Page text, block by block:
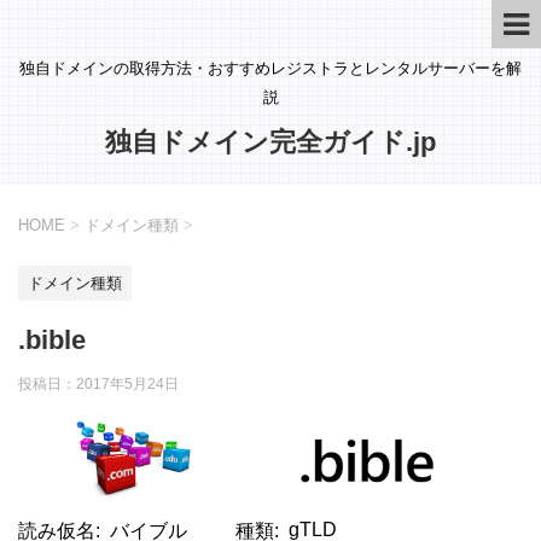
独自ドメインの取得方法・おすすめレジストラとレンタルサーバーを解
説
独自ドメイン完全ガイド.jp
HOME > ドメイン種類 >
ドメイン種類
.bible
投稿日： 2017年5月24日
読み仮名 バイブル 種類 gTLD